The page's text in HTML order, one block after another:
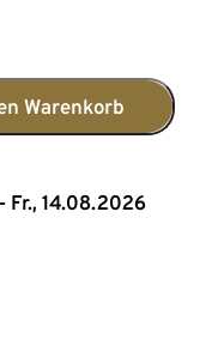
Warenkorb
Fr., 14.08.2026